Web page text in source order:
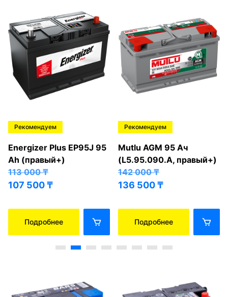
Рекомендуем
Energizer Plus EP95J 95
Ah (правый+)
113 000₸
107 500₸
Подробнее
Рекомендуем
Mutlu AGM 95 Ач
(L5.95.090.A, правый+)
142 000₸
136 500₸
Подробнее